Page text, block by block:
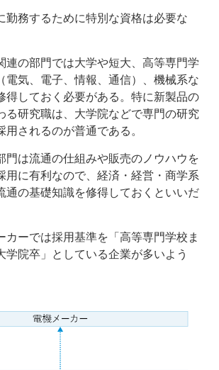
務するために特別な資格は必要な
の部門では大学や短大、高等専門学
電気、電子、情報、通信）、機械系な
得しておく必要がある。特に新製品の
る研究職は、大学院などで専門の研究
用されるのが普通である。
は流通の仕組みや販売のノウハウを
用に有利なので、経済・経営・商学系
通の基礎知識を修得しておくといいだ
ーでは採用基準を「高等専門学校ま
学院卒」としている企業が多いよう